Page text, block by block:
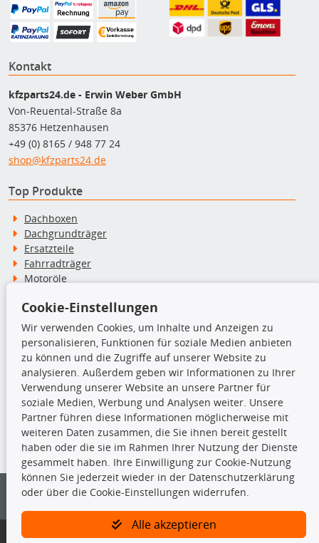
Kontakt
kfzparts24.de - Erwin Weber GmbH
Von-Reuental-Straße 8a
85376 Hetzenhausen
+49 (0) 8165 / 948 77 24
shop@kfzparts24.de
Top Produkte
Dachboxen
Dachgrundträger
Ersatzteile
Fahrradträger
Motoröle
Schneeketten
TecDoc Inside
Die hier angezeigten Daten insbesondere die gesamte Datenbank dürfen
nicht kopiert werden.
Es ist zu unterlassen, die Daten oder die gesamte Datenbank ohne
vorherige Zustimmung von TecDoc zu vervielfältigen, zu verbreiten
und/oder diese Handlungen durch Dritte ausführen zu lassen. Ein
Bitte prüfen Sie, ob das über unseren Onlineshop identifizierte Ersatzteil
Cookie-Einstellungen
Wir verwenden Cookies, um Inhalte und Anzeigen zu
personalisieren, Funktionen für soziale Medien anbieten
zu können und die Zugriffe auf unserer Website zu
analysieren. Außerdem geben wir Informationen zu Ihrer
Verwendung unserer Website an unsere Partner für
soziale Medien, Werbung und Analysen weiter. Unsere
Partner führen diese Informationen möglicherweise mit
weiteren Daten zusammen, die Sie ihnen bereit gestellt
haben oder die sie im Rahmen Ihrer Nutzung der Dienste
gesammelt haben. Ihre Einwilligung zur Cookie-Nutzung
können Sie jederzeit wieder in der Datenschutzerklärung
oder über die Cookie-Einstellungen widerrufen.
Alle akzeptieren